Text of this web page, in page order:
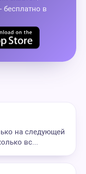
в
на следующей
вс...